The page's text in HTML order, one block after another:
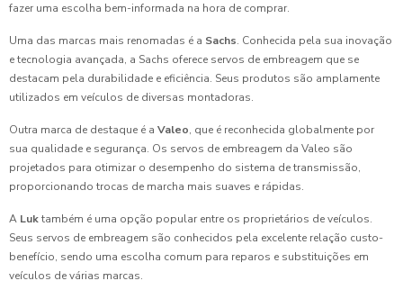
fazer uma escolha bem-informada na hora de comprar.
Uma das marcas mais renomadas é a Sachs. Conhecida pela sua inovação
e tecnologia avançada, a Sachs oferece servos de embreagem que se
destacam pela durabilidade e eficiência. Seus produtos são amplamente
utilizados em veículos de diversas montadoras.
Outra marca de destaque é a Valeo, que é reconhecida globalmente por
sua qualidade e segurança. Os servos de embreagem da Valeo são
projetados para otimizar o desempenho do sistema de transmissão,
proporcionando trocas de marcha mais suaves e rápidas.
A Luktambém é uma opção popular entre os proprietários de veículos.
Seus servos de embreagem são conhecidos pela excelente relação custo-
benefício, sendo uma escolha comum para reparos e substituições em
veículos de várias marcas.